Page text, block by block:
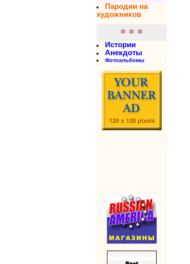
Пародии на
художников
* * *
Истории
Анекдоты
Фотоальбомы